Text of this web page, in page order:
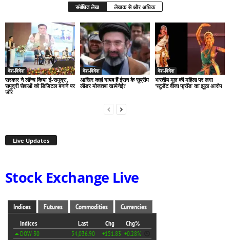
संबंधित लेख लेखक से और अधिक
देश-विदेश
सरकार ने लॉन्च किया ‘ई-समुद्र’,
समुद्री सेवाओं को डिजिटल बनाने पर
जोर
देश-विदेश
आखिर कहां गायब हैं ईरान के सुप्रीम
लीडर मोजतबा खामेनेई?
देश-विदेश
भारतीय मूल की महिला पर लगा
‘स्टूडेंट वीजा फ्रॉड’ का झूठा आरोप
Live Updates
Stock Exchange Live